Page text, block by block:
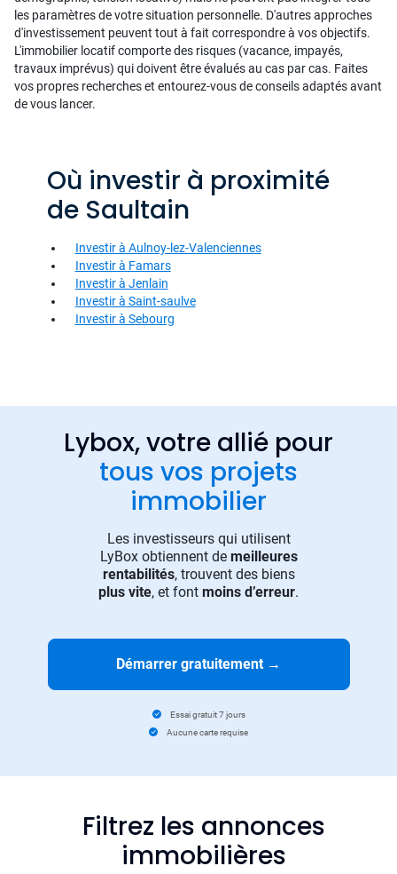
les paramètres de votre situation personnelle. D'autres approches
d'investissement peuvent tout à fait correspondre à vos objectifs.
L'immobilier locatif comporte des risques (vacance, impayés,
travaux imprévus) qui doivent être évalués au cas par cas. Faites
vos propres recherches et entourez-vous de conseils adaptés avant
de vous lancer.
Où investir à proximité
de Saultain
Investir à Aulnoy-lez-Valenciennes
Investir à Famars
Investir à Jenlain
Investir à Saint-saulve
Investir à Sebourg
Lybox, votre allié pour
tous vos projets
immobilier
Les investisseurs qui utilisent
LyBox obtiennent de meilleures
rentabilités, trouvent des biens
plus vite, et font moins d’erreur.
Démarrer gratuitement →
Essai gratuit 7 jours
Aucune carte requise
Filtrez les annonces
immobilières